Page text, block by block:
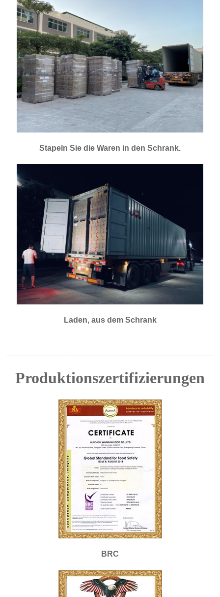
Stapeln Sie die Waren in den Schrank.
Laden, aus dem Schrank
Produktionszertifizierungen
BRC